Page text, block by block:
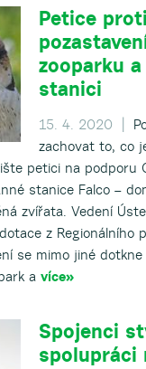
Petice proti
zooparku
stanici
15. 4. 2020 |
zachovat to, co
petici na podporu
stanice Falco –
zvířata. Vedení
z Regionálního
se mimo jiné
a více»
Spojenci
spolupráci